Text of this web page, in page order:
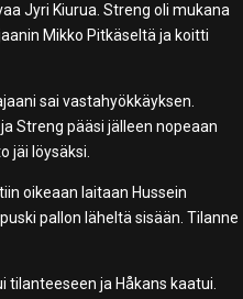
Jyri Kiurua. Streng oli mukana
Mikko Pitkäseltä ja koitti
sai vastahyökkäyksen.
Streng pääsi jälleen nopeaan
jäi löysäksi.
oikeaan laitaan Hussein
pallon läheltä sisään. Tilanne
tilanteeseen ja Håkans kaatui.